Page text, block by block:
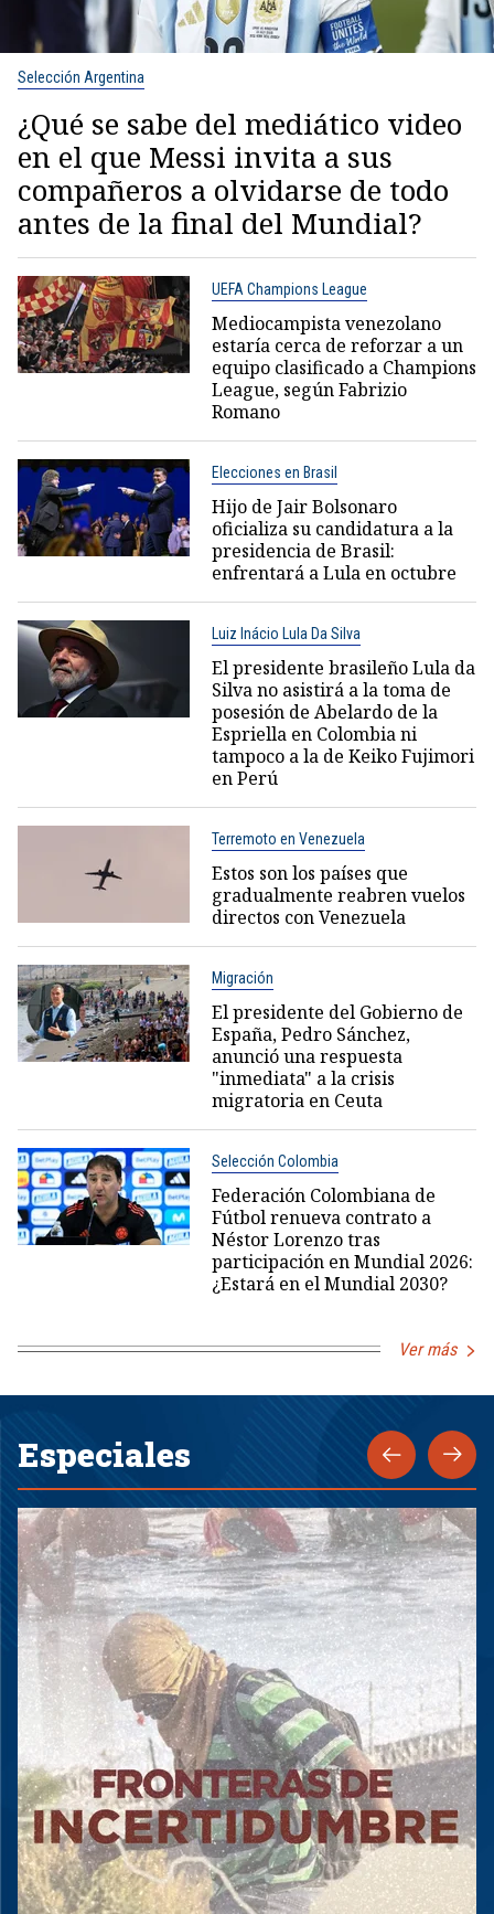
Selección Argentina
¿Qué se sabe del mediático video
en el que Messi invita a sus
compañeros a olvidarse de todo
antes de la final del Mundial?
UEFA Champions League
Mediocampista venezolano
estaría cerca de reforzar a un
equipo clasificado a Champions
League, según Fabrizio
Romano
Elecciones en Brasil
Hijo de Jair Bolsonaro
oficializa su candidatura a la
presidencia de Brasil:
enfrentará a Lula en octubre
Luiz Inácio Lula Da Silva
El presidente brasileño Lula da
Silva no asistirá a la toma de
posesión de Abelardo de la
Espriella en Colombia ni
tampoco a la de Keiko Fujimori
en Perú
Terremoto en Venezuela
Estos son los países que
gradualmente reabren vuelos
directos con Venezuela
Migración
El presidente del Gobierno de
España, Pedro Sánchez,
anunció una respuesta
"inmediata" a la crisis
migratoria en Ceuta
Selección Colombia
Federación Colombiana de
Fútbol renueva contrato a
Néstor Lorenzo tras
participación en Mundial 2026:
¿Estará en el Mundial 2030?
Ver más
Especiales